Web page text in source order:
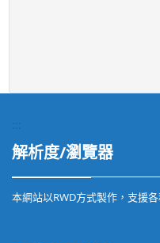
解析度/瀏覽器
本網站以RWD方式製作，支援